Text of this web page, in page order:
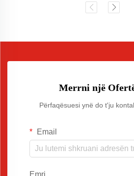
Merrni një
Përfaqësuesi ynë do t'ju
Email